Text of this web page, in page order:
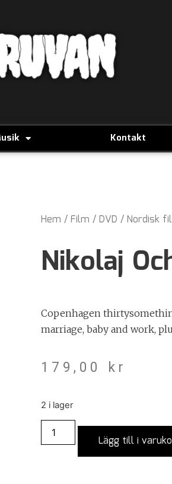
Kontakt
Hem / Film / DVD / Nordisk
Nikolaj
Copenhagen
marriage, baby and work,
179,00 kr
2 i lager
Lägg till i